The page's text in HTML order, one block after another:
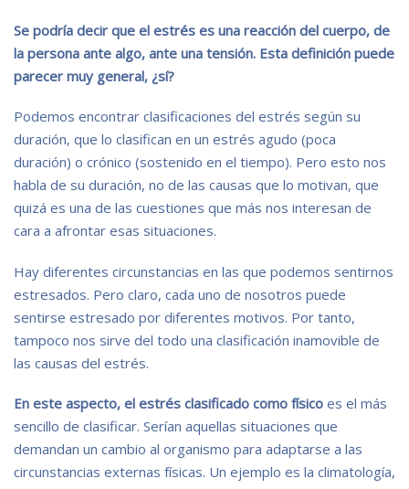
Se podría decir que el estrés es una reacción del cuerpo, de
la persona ante algo, ante una tensión. Esta definición puede
parecer muy general, ¿sí?
Podemos encontrar clasificaciones del estrés según su
duración, que lo clasifican en un estrés agudo (poca
duración) o crónico (sostenido en el tiempo). Pero esto nos
habla de su duración, no de las causas que lo motivan, que
quizá es una de las cuestiones que más nos interesan de
cara a afrontar esas situaciones.
Hay diferentes circunstancias en las que podemos sentirnos
estresados. Pero claro, cada uno de nosotros puede
sentirse estresado por diferentes motivos. Por tanto,
tampoco nos sirve del todo una clasificación inamovible de
las causas del estrés.
En este aspecto, el estrés clasificado como físico es el más
sencillo de clasificar. Serían aquellas situaciones que
demandan un cambio al organismo para adaptarse a las
circunstancias externas físicas. Un ejemplo es la climatología,